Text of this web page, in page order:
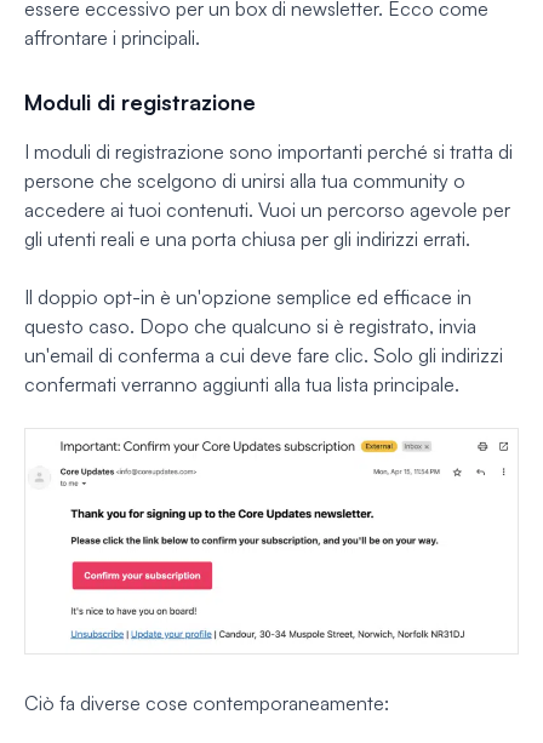
essere eccessivo per un box di newsletter. Ecco come
affrontare i principali.
Moduli di registrazione
I moduli di registrazione sono importanti perché si tratta di
persone che scelgono di unirsi alla tua community o
accedere ai tuoi contenuti. Vuoi un percorso agevole per
gli utenti reali e una porta chiusa per gli indirizzi errati.
Il doppio opt-in è un'opzione semplice ed efficace in
questo caso. Dopo che qualcuno si è registrato, invia
un'email di conferma a cui deve fare clic. Solo gli indirizzi
confermati verranno aggiunti alla tua lista principale.
Ciò fa diverse cose contemporaneamente: